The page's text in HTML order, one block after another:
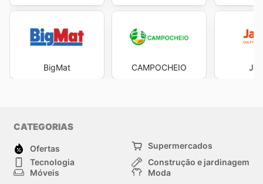
BigMat CAMPOCHEIO
CATEGORIAS
Ofertas
Supermercados
Tecnologia
Construção e jardinagem
Móveis
Moda